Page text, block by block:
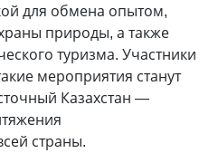
для обмена опытом,
природы, а также
туризма. Участники
мероприятия станут
Казахстан —
страны.